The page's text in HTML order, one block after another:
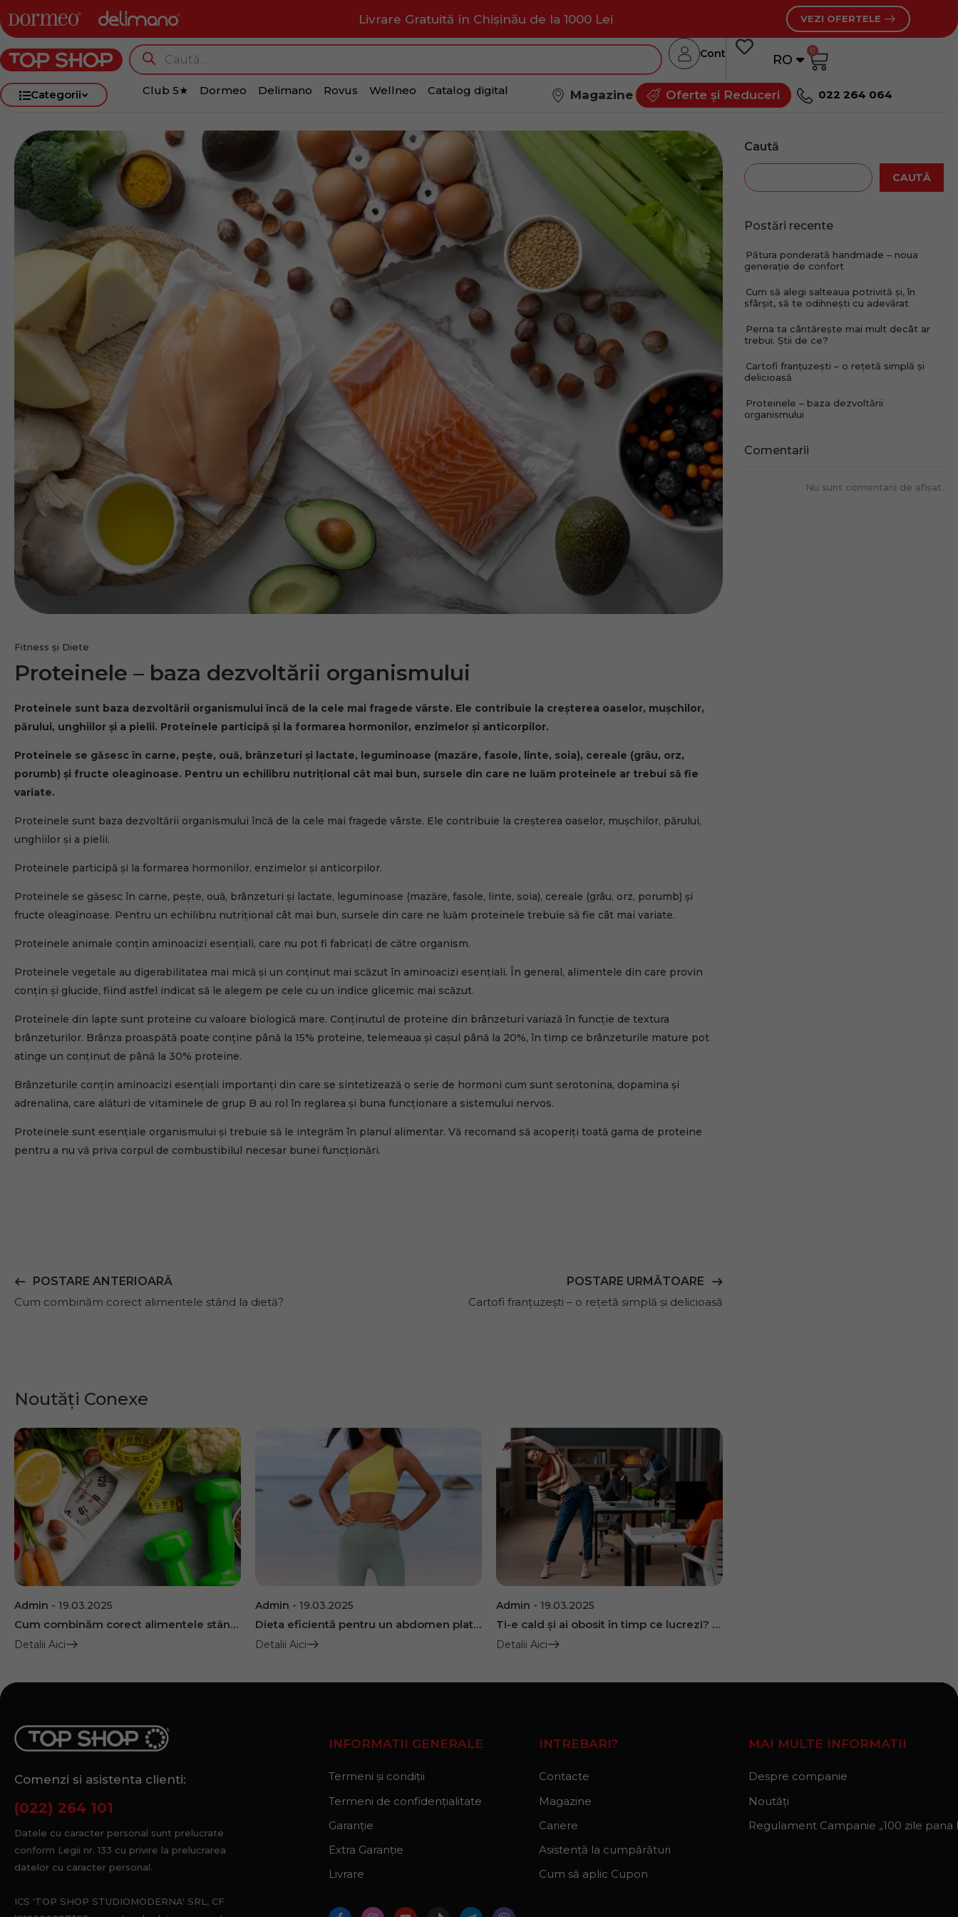
Livrare Gratuită în Chișinău de la 1000 Lei VEZI OFERTELE
Cont RO
RU
0
Categorii Club 5★ Dormeo Delimano Rovus Wellneo Catalog digital Magazine Oferte și Reduceri 022 264 064
Caută
CAUTĂ
Postări recente
Pătura ponderată handmade – noua
generație de confort
Cum să alegi salteaua potrivită și, în
sfârșit, să te odihnești cu adevărat
Perna ta cântărește mai mult decât ar
trebui. Știi de ce?
Cartofi franțuzești – o rețetă simplă și
delicioasă
Proteinele – baza dezvoltării
organismului
Comentarii
Nu sunt comentarii de afișat.
Fitness și Diete
Proteinele – baza dezvoltării organismului
Proteinele sunt baza dezvoltării organismului încă de la cele mai fragede vârste. Ele contribuie la creșterea oaselor, mușchilor,
părului, unghiilor și a pielii. Proteinele participă și la formarea hormonilor, enzimelor și anticorpilor.
Proteinele se găsesc în carne, pește, ouă, brânzeturi și lactate, leguminoase (mazăre, fasole, linte, soia), cereale (grâu, orz,
porumb) și fructe oleaginoase. Pentru un echilibru nutrițional cât mai bun, sursele din care ne luăm proteinele ar trebui să fie
variate.
Proteinele sunt baza dezvoltării organismului încă de la cele mai fragede vârste. Ele contribuie la creșterea oaselor, mușchilor, părului,
unghiilor și a pielii.
Proteinele participă și la formarea hormonilor, enzimelor și anticorpilor.
Proteinele se găsesc în carne, pește, ouă, brânzeturi și lactate, leguminoase (mazăre, fasole, linte, soia), cereale (grâu, orz, porumb) și
fructe oleaginoase. Pentru un echilibru nutrițional cât mai bun, sursele din care ne luăm proteinele trebuie să fie cât mai variate.
Proteinele animale conțin aminoacizi esențiali, care nu pot fi fabricați de către organism.
Proteinele vegetale au digerabilitatea mai mică și un conținut mai scăzut în aminoacizi esențiali. În general, alimentele din care provin
conțin și glucide, fiind astfel indicat să le alegem pe cele cu un indice glicemic mai scăzut.
Proteinele din lapte sunt proteine cu valoare biologică mare. Conținutul de proteine din brânzeturi variază în funcție de textura
brânzeturilor. Brânza proaspătă poate conține până la 15% proteine, telemeaua și cașul până la 20%, în timp ce brânzeturile mature pot
atinge un conținut de până la 30% proteine.
Brânzeturile conțin aminoacizi esențiali importanți din care se sintetizează o serie de hormoni cum sunt serotonina, dopamina și
adrenalina, care alături de vitaminele de grup B au rol în reglarea și buna funcționare a sistemului nervos.
Proteinele sunt esențiale organismului și trebuie să le integrăm în planul alimentar. Vă recomand să acoperiți toată gama de proteine
pentru a nu vă priva corpul de combustibilul necesar bunei funcționări.
POSTARE ANTERIOARĂ
Cum combinăm corect alimentele stând la dietă?
POSTARE URMĂTOARE
Cartofi franțuzești – o rețetă simplă și delicioasă
Noutăți Conexe
Admin 19.03.2025
Cum combinăm corect alimentele stând la dietă?
Detalii Aici
Admin 19.03.2025
Dieta eficientă pentru un abdomen plat pe care să-l expui cu mândrie la plajă
Detalii Aici
Admin 19.03.2025
Ti-e cald și ai obosit în timp ce lucrezi? Descoperă 5 exerciții de relaxare la birou.
Detalii Aici
Comenzi si asistenta clienti:
(022) 264 101
Datele cu caracter personal sunt prelucrate
conform Legii nr. 133 cu privire la prelucrarea
datelor cu caracter personal.
ICS 'TOP SHOP STUDIOMODERNA' SRL, CF
INFORMATII GENERALE
Termeni și condiții
Termeni de confidențialitate
Garanție
Extra Garanție
Livrare
INTREBARI?
Contacte
Magazine
Cariere
Asistență la cumpărături
Cum să aplic Cupon
MAI MULTE INFORMATII
Despre companie
Noutăți
Regulament Campanie „100 zile pana